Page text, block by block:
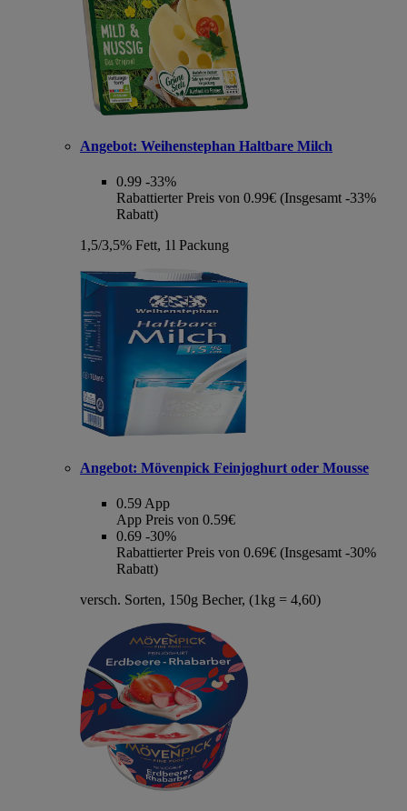
Angebot: Weihenstephan Haltbare Milch
0.99 -33%
Rabattierter Preis von 0.99€ (Insgesamt -33%
Rabatt)
1,5/3,5% Fett, 1l Packung
Angebot: Mövenpick Feinjoghurt oder Mousse
0.59 App
App Preis von 0.59€
0.69 -30%
Rabattierter Preis von 0.69€ (Insgesamt -30%
Rabatt)
versch. Sorten, 150g Becher, (1kg = 4,60)